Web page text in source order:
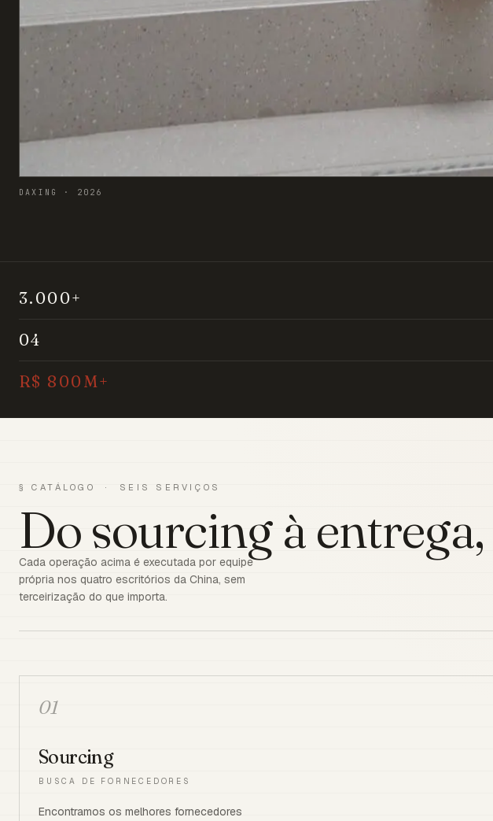
DAXING · 2026
3.000+
04
R$ 800M+
§ CATÁLOGO · SEIS SERVIÇOS
Do sourcing à entrega,
Cada operação acima é executada por equipe
própria nos quatro escritórios da China, sem
terceirização do que importa.
01
Sourcing
BUSCA DE FORNECEDORES
Encontramos os melhores fornecedores